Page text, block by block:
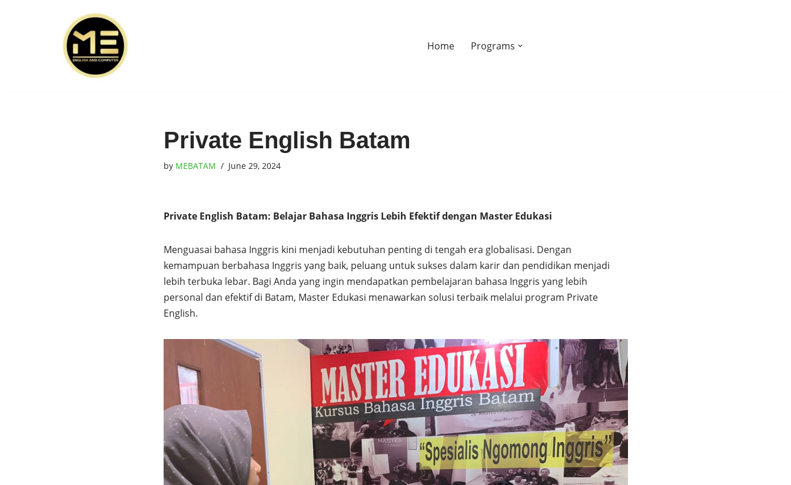
Home Programs
Private English Batam
by MEBATAM June 29, 2024
Private English Batam: Belajar Bahasa Inggris Lebih Efektif dengan Master Edukasi
Menguasai bahasa Inggris kini menjadi kebutuhan penting di tengah era globalisasi. Dengan
kemampuan berbahasa Inggris yang baik, peluang untuk sukses dalam karir dan pendidikan menjadi
lebih terbuka lebar. Bagi Anda yang ingin mendapatkan pembelajaran bahasa Inggris yang lebih
personal dan efektif di Batam, Master Edukasi menawarkan solusi terbaik melalui program Private
English.